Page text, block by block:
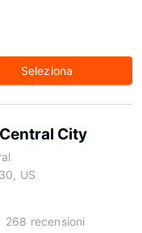
Seleziona
City
US
268 recensioni